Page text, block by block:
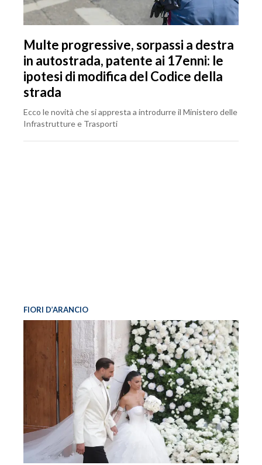
Multe progressive, sorpassi a destra
in autostrada, patente ai 17enni: le
ipotesi di modifica del Codice della
strada
Ecco le novità che si appresta a introdurre il Ministero delle
Infrastrutture e Trasporti
FIORI D’ARANCIO